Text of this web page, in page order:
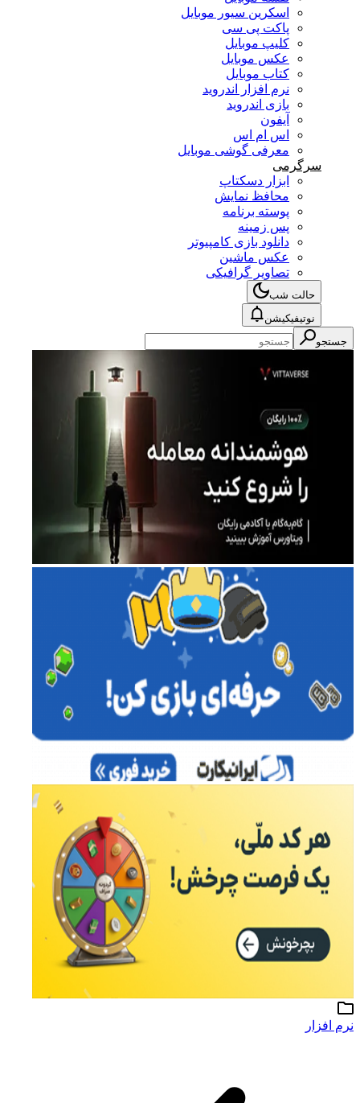
اسکرین سیور موبایل
پاکت پی سی
کلیپ موبایل
عکس موبایل
کتاب موبایل
نرم افزار اندروید
بازی اندروید
آیفون
اس ام اس
معرفی گوشی موبایل
سرگرمی
ابزار دسکتاپ
محافظ نمایش
پوسته برنامه
پس زمینه
دانلود بازی کامپیوتر
عکس ماشین
تصاویر گرافیکی
حالت شب
نوتیفیکیشن
جستجو
نرم افزار